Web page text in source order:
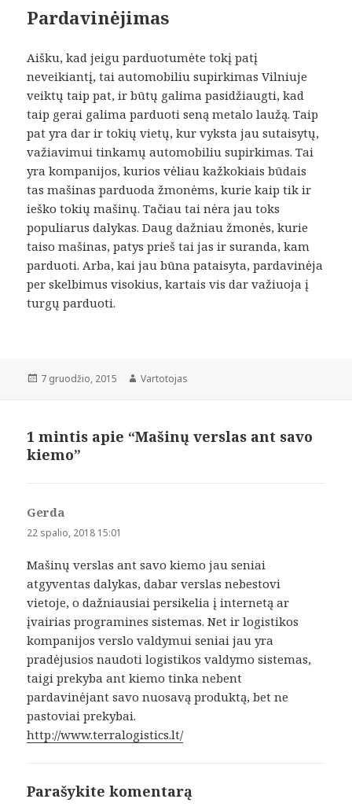
Pardavinėjimas
Aišku, kad jeigu parduotumėte tokį patį
neveikiantį, tai automobiliu supirkimas Vilniuje
veiktų taip pat, ir būtų galima pasidžiaugti, kad
taip gerai galima parduoti seną metalo laužą. Taip
pat yra dar ir tokių vietų, kur vyksta jau sutaisytų,
važiavimui tinkamų automobiliu supirkimas. Tai
yra kompanijos, kurios vėliau kažkokiais būdais
tas mašinas parduoda žmonėms, kurie kaip tik ir
ieško tokių mašinų. Tačiau tai nėra jau toks
populiarus dalykas. Daug dažniau žmonės, kurie
taiso mašinas, patys prieš tai jas ir suranda, kam
parduoti. Arba, kai jau būna pataisyta, pardavinėja
per skelbimus visokius, kartais vis dar važiuoja į
turgų parduoti.
Paskelbta
7 gruodžio, 2015 Autorius
Vartotojas
1 mintis apie “Mašinų verslas ant savo
kiemo”
Gerda
22 spalio, 2018 15:01
Mašinų verslas ant savo kiemo jau seniai
atgyventas dalykas, dabar verslas nebestovi
vietoje, o dažniausiai persikelia į internetą ar
įvairias programines sistemas. Net ir logistikos
kompanijos verslo valdymui seniai jau yra
pradėjusios naudoti logistikos valdymo sistemas,
taigi prekyba ant kiemo tinka nebent
pardavinėjant savo nuosavą produktą, bet ne
pastoviai prekybai.
http://www.terralogistics.lt/
Parašykite komentarą